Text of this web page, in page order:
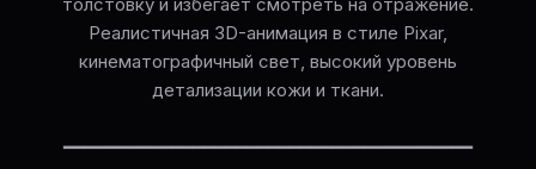
Реалистичная 3D-анимация в стиле Pixar,
кинематографичный свет, высокий уровень
детализации кожи и ткани.
━━━━━━━━━━━━━━━━━━━━━━━━━━━━━━━━━━━━━━